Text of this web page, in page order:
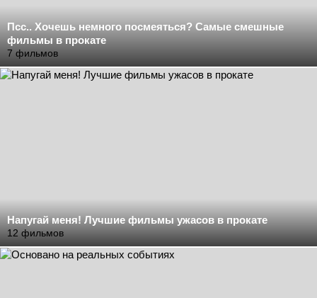
Псс.. Хочешь немного посмеяться? Самые смешные
фильмы в прокате
7 фильмов
Напугай меня! Лучшие фильмы ужасов в прокате
12 фильмов